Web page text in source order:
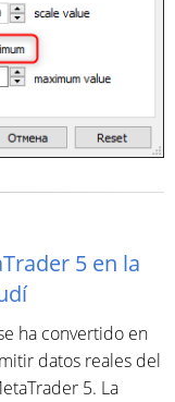
5 en la
ha convertido en
datos reales del
5. La